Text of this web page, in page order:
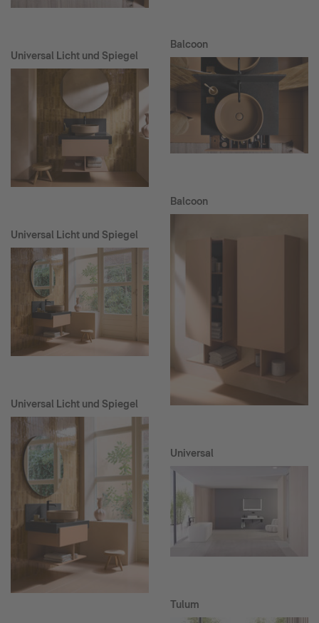
Universal Licht und Spiegel
Universal Licht und Spiegel
Universal Licht und Spiegel
Balcoon
Balcoon
Universal
Tulum